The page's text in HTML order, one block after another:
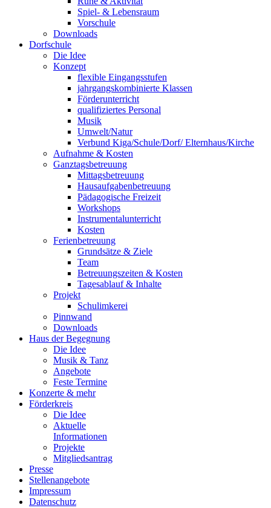
Spiel- & Lebensraum
Vorschule
Downloads
Dorfschule
Die Idee
Konzept
flexible Eingangsstufen
jahrgangskombinierte Klassen
Förderunterricht
qualifiziertes Personal
Musik
Umwelt/Natur
Verbund Kiga/Schule/Dorf/ Elternhaus/Kirche
Aufnahme & Kosten
Ganztagsbetreuung
Mittagsbetreuung
Hausaufgabenbetreuung
Pädagogische Freizeit
Workshops
Instrumentalunterricht
Kosten
Ferienbetreuung
Grundsätze & Ziele
Team
Betreuungszeiten & Kosten
Tagesablauf & Inhalte
Projekt
Schulimkerei
Pinnwand
Downloads
Haus der Begegnung
Die Idee
Musik & Tanz
Angebote
Feste Termine
Konzerte & mehr
Förderkreis
Die Idee
Aktuelle
Informationen
Projekte
Mitgliedsantrag
Presse
Stellenangebote
Impressum
Datenschutz